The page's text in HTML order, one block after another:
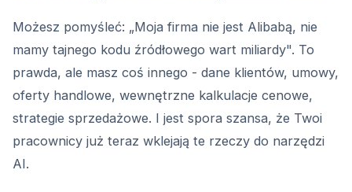
Możesz pomyśleć: „Moja firma nie jest Alibabą, nie
mamy tajnego kodu źródłowego wart miliardy". To
prawda, ale masz coś innego - dane klientów, umowy,
oferty handlowe, wewnętrzne kalkulacje cenowe,
strategie sprzedażowe. I jest spora szansa, że Twoi
pracownicy już teraz wklejają te rzeczy do narzędzi
AI.